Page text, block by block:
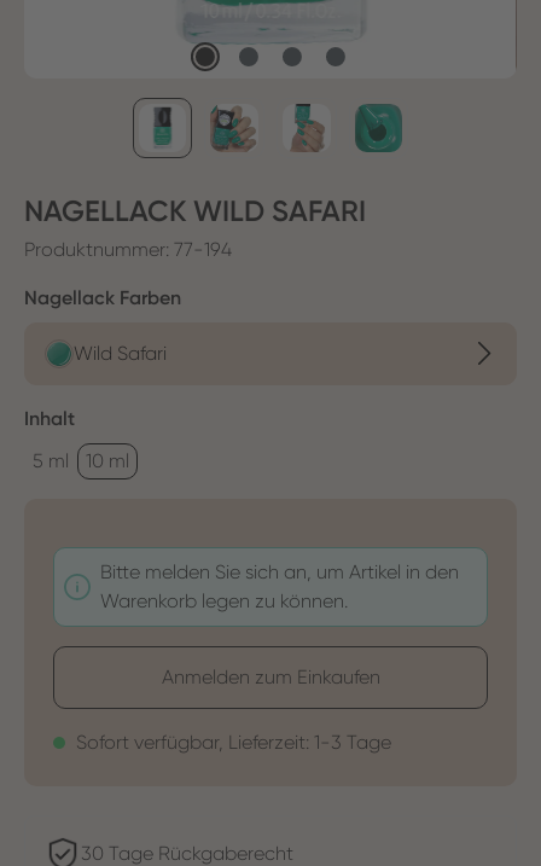
NAGELLACK WILD SAFARI
Produktnummer: 77-194
Nagellack Farben
Wild Safari
Inhaltauswählen
5 ml
10 ml
Bitte melden Sie sich an, um Artikel in den
Warenkorb legen zu können.
Anmelden zum Einkaufen
Sofort verfügbar, Lieferzeit: 1-3 Tage
30 Tage Rückgaberecht